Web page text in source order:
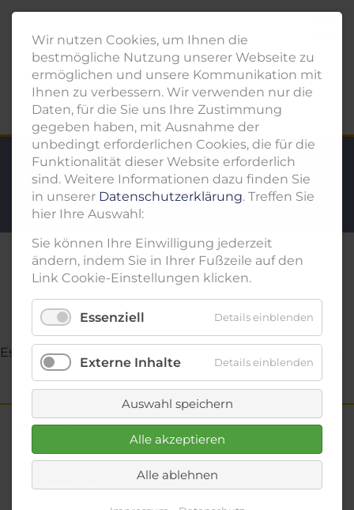
KARRIERE
STELLENANGEBOTE
Es sind momentan keine Stellenanzeigen vorhanden.
KONTAKT
Augenzentrum Goslar
Wir nutzen Cookies, um Ihnen die
bestmögliche Nutzung unserer Webseite zu
ermöglichen und unsere Kommunikation mit
Ihnen zu verbessern. Wir verwenden nur die
Daten, für die Sie uns Ihre Zustimmung
gegeben haben, mit Ausnahme der
unbedingt erforderlichen Cookies, die für die
Funktionalität dieser Website erforderlich
sind. Weitere Informationen dazu finden Sie
in unserer Datenschutzerklärung. Treffen Sie
hier Ihre Auswahl:
Sie können Ihre Einwilligung jederzeit
ändern, indem Sie in Ihrer Fußzeile auf den
Link Cookie-Einstellungen klicken.
Essenziell Details einblenden
Externe Inhalte Details einblenden
Auswahl speichern
Alle akzeptieren
Alle ablehnen